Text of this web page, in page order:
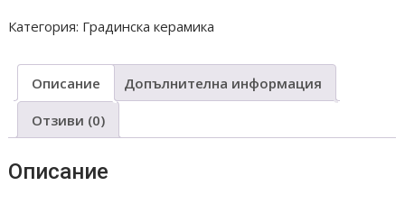
К8
Категория: Градинска керамика
Описание Допълнителна информация
Отзиви (0)
Описание